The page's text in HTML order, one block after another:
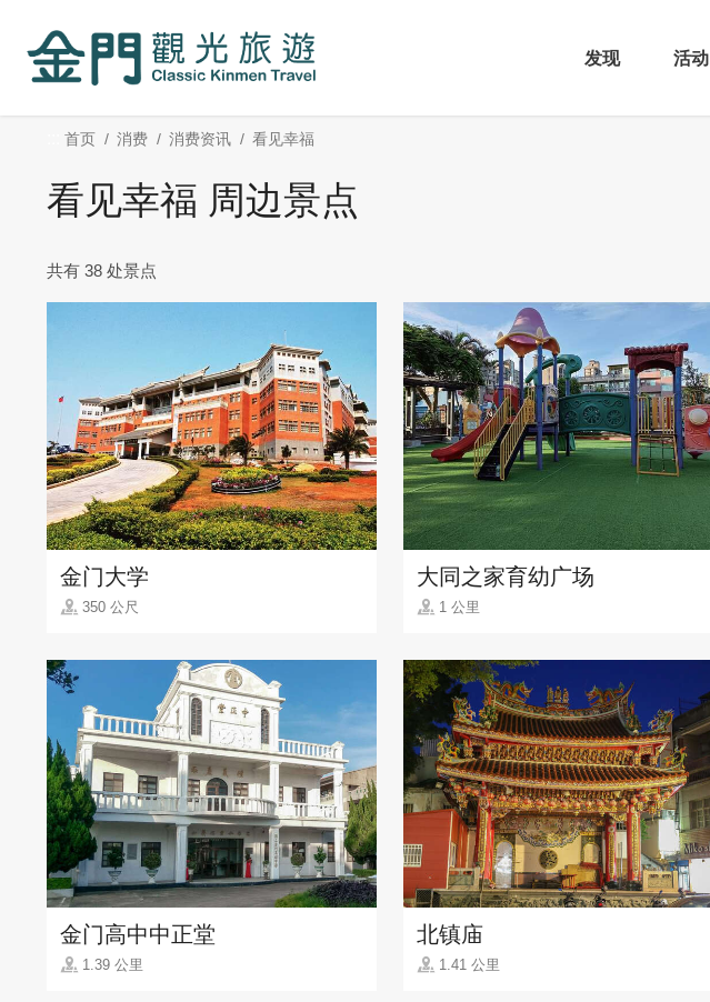
内
发现
活动
首页 消费 消费资讯 看见幸福
看见幸福 周边景点
共有 38 处景点
金门大学
350 公尺
大同之家育幼广场
1 公里
金门高中中正堂
1.39 公里
北镇庙
1.41 公里